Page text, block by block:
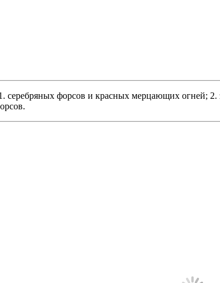
серебряных форсов и красных мерцающих огней;